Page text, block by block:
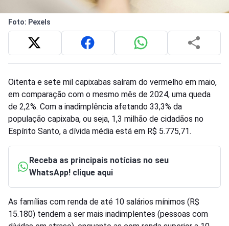
Foto: Pexels
Oitenta e sete mil capixabas saíram do vermelho em maio,
em comparação com o mesmo mês de 2024, uma queda
de 2,2%. Com a inadimplência afetando 33,3% da
população capixaba, ou seja, 1,3 milhão de cidadãos no
Espírito Santo, a dívida média está em R$ 5.775,71.
Receba as principais notícias no seu
WhatsApp! clique aqui
As famílias com renda de até 10 salários mínimos (R$
15.180) tendem a ser mais inadimplentes (pessoas com